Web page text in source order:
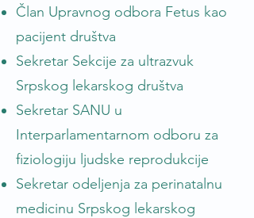
Član Upravnog odbora Fetus kao
pacijent društva
Sekretar Sekcije za ultrazvuk
Srpskog lekarskog društva
Sekretar SANU u
Interparlamentarnom odboru za
fiziologiju ljudske reprodukcije
Sekretar odeljenja za perinatalnu
medicinu Srpskog lekarskog